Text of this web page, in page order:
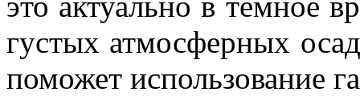
густых атмосферных
поможет использование